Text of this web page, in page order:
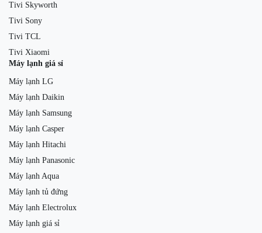
Tivi Skyworth
Tivi Sony
Tivi TCL
Tivi Xiaomi
Máy lạnh giá sỉ
Máy lạnh LG
Máy lạnh Daikin
Máy lạnh Samsung
Máy lạnh Casper
Máy lạnh Hitachi
Máy lạnh Panasonic
Máy lạnh Aqua
Máy lạnh tủ đứng
Máy lạnh Electrolux
Máy lạnh giá sỉ